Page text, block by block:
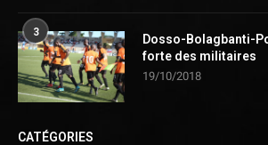
3
Dosso-Bolagbanti-
forte des militaires
19/10/2018
CATÉGORIES